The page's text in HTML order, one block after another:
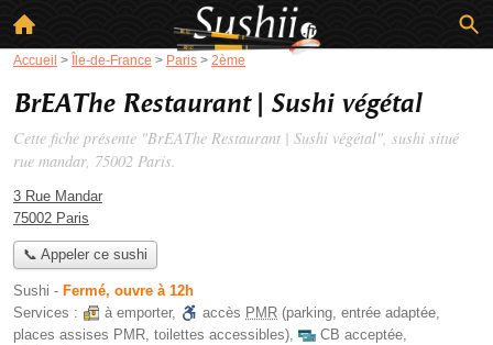
Accueil > Île-de-France > Paris > 2ème
BrEAThe Restaurant | Sushi végétal
Cette fiche présente "BrEAThe Restaurant | Sushi végétal", sushi situé
rue mandar, 75002 Paris.
3 Rue Mandar
75002 Paris
📞 Appeler ce sushi
Sushi - Fermé, ouvre à 12h
Services :
à emporter, accès PMR (parking, entrée adaptée,
places assises PMR, toilettes accessibles), CB acceptée,